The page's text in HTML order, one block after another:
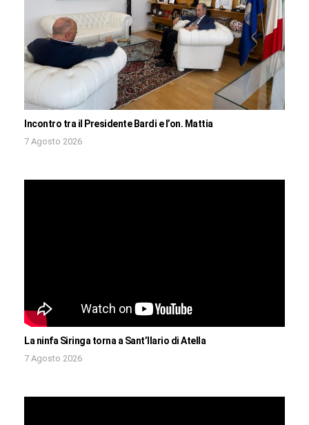
Incontro tra il Presidente Bardi e l’on. Mattia
7 Agosto 2026
La ninfa Siringa torna a Sant’Ilario di Atella
7 Agosto 2026